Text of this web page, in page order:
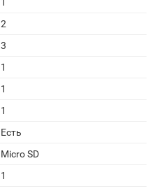
2
3
1
1
1
Есть
Micro SD
1